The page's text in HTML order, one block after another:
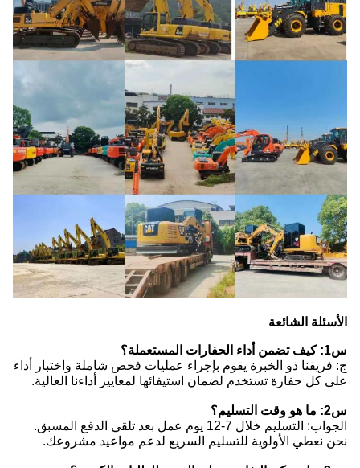
الأسئلة الشائعة
س1: كيف تضمن أداء الحفارات المستعملة؟
ج: فريقنا ذو الخبرة يقوم بإجراء عمليات فحص شاملة واختبار أداء
على كل حفارة تستخدم لضمان استيفائها لمعايير أداءنا العالية.
س2: ما هو وقت التسليم؟
الجواب: التسليم خلال 7-12 يوم عمل بعد تلقي الدفع المسبق.
نحن نعطي الأولوية للتسليم السريع لدعم مواعيد مشروعك.